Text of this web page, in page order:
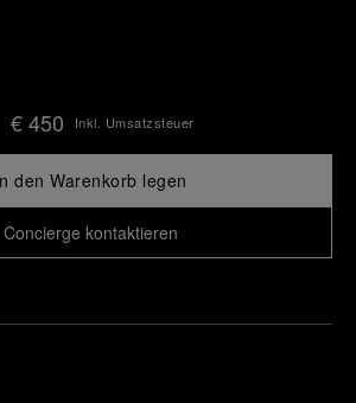
€ 450 Inkl. Umsatzsteuer
den Warenkorb legen
Concierge kontaktieren